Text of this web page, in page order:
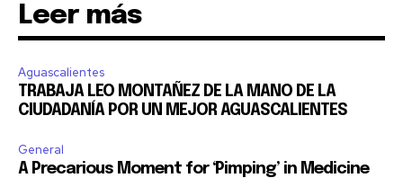
Leer más
Aguascalientes
TRABAJA LEO MONTAÑEZ DE LA MANO DE LA
CIUDADANÍA POR UN MEJOR AGUASCALIENTES
General
A Precarious Moment for ‘Pimping’ in Medicine